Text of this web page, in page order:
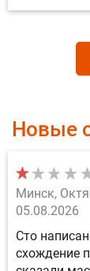
Новые
Минск,
05.08.2026
Сто
схождение